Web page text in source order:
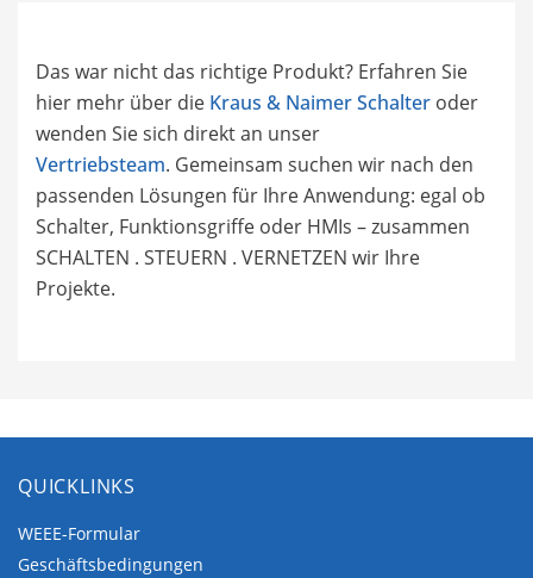
Das war nicht das richtige Produkt? Erfahren Sie
hier mehr über die Kraus & Naimer Schalter oder
wenden Sie sich direkt an unser
Vertriebsteam. Gemeinsam suchen wir nach den
passenden Lösungen für Ihre Anwendung: egal ob
Schalter, Funktionsgriffe oder HMIs – zusammen
SCHALTEN . STEUERN . VERNETZEN wir Ihre
Projekte.
QUICKLINKS
WEEE-Formular
Geschäftsbedingungen